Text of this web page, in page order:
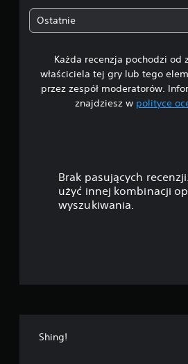
Ostatnie
Każda recenzja pochodzi od
właściciela tej gry lub tego
przez zespół moderatorów.
znajdziesz w polityce
Brak pasujących
użyć innej kombinacji
wyszukiwania.
Shing!